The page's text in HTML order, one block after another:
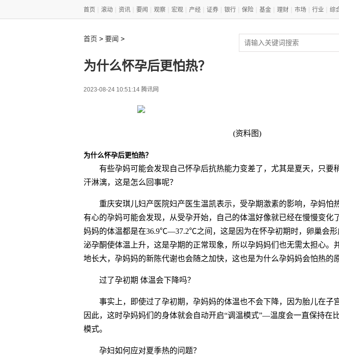
首页 滚动 资讯 要闻 观察 宏观 产经 证券 银行 保险 基金 理财 市场 行业 综
首页 > 要闻 >
为什么怀孕后更怕热？
2023-08-24 10:51:14 腾讯网
(资料图)
为什么怀孕后更怕热？
有些孕妈可能会发现自己怀孕后抗热能力变差了，尤其是夏天，只要
汗淋漓，这是怎么回事呢？
重庆安琪儿妇产医院妇产医生温凯表示，受孕期激素的影响，孕妈怕
有心的孕妈可能会发现，从受孕开始，自己的体温好像就已经在慢慢变化
妈妈的体温都是在36.9℃—37.2℃之间，这是因为在怀孕初期时，卵巢会形
泌孕酮使体温上升，这是孕期的正常现象，所以孕妈妈们也无需太担心。
地长大，孕妈妈的新陈代谢也会随之加快，这也是为什么孕妈妈会怕热的
过了孕初期 体温会下降吗？
事实上，即使过了孕初期，孕妈妈的体温也不会下降，因为胎儿在子
因此，这时孕妈妈们的身体就会自动开启“调温模式”—温度会一直保持
模式。
孕妇如何应对夏季热的问题？